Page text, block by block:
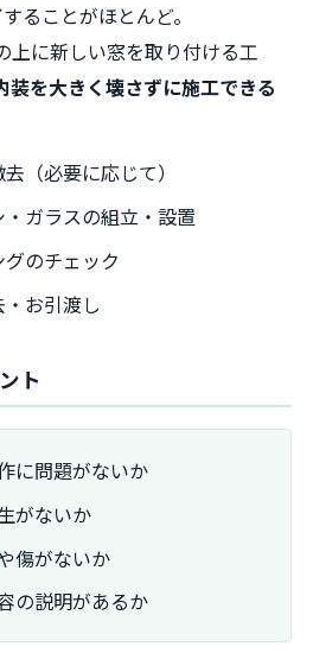
ることがほとんど。
上に新しい窓を取り付ける工
装を大きく壊さずに施工できる
（必要に応じて）
ガラスの組立・設置
のチェック
お引渡し
ト
に問題がないか
がないか
傷がないか
の説明があるか